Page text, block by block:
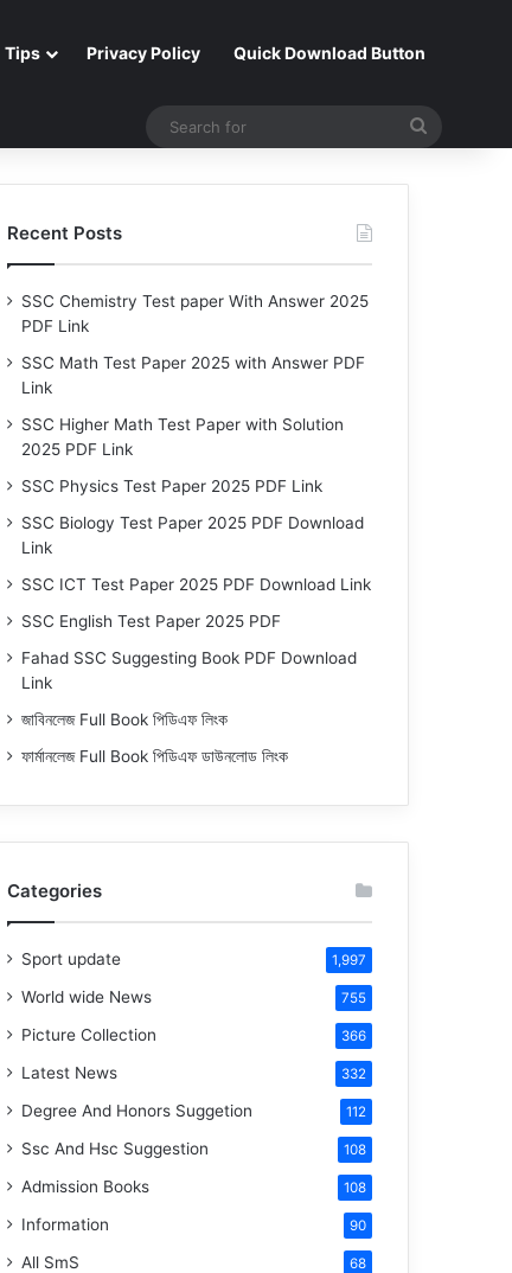
Tips Privacy Policy Quick Download Button
Recent Posts
SSC Chemistry Test paper With Answer 2025
PDF Link
SSC Math Test Paper 2025 with Answer PDF
Link
SSC Higher Math Test Paper with Solution
2025 PDF Link
SSC Physics Test Paper 2025 PDF Link
SSC Biology Test Paper 2025 PDF Download
Link
SSC ICT Test Paper 2025 PDF Download Link
SSC English Test Paper 2025 PDF
Fahad SSC Suggesting Book PDF Download
Link
জাবিনলেজ Full Book পিডিএফ লিংক
ফার্মানলেজ Full Book পিডিএফ ডাউনলোড লিংক
Categories
Sport update 1,997
World wide News 755
Picture Collection 366
Latest News 332
Degree And Honors Suggetion 112
Ssc And Hsc Suggestion 108
Admission Books 108
Information 90
All SmS 68